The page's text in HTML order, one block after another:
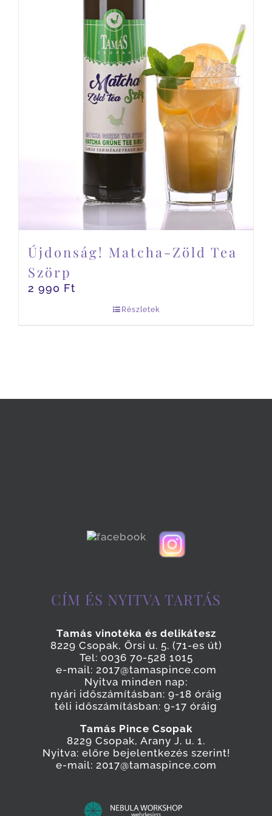
Újdonság! Matcha-Zöld Tea
Szörp
2 990 Ft
Részletek
CÍM ÉS NYITVA TARTÁS
Tamás vinotéka és delikátesz
8229 Csopak, Őrsi u. 5. (71-es út)
Tel: 0036 70-528 1015
e-mail: 2017@tamaspince.com
Nyitva minden nap:
nyári időszámításban: 9-18 óráig
téli időszámításban: 9-17 óráig
Tamás Pince Csopak
8229 Csopak, Arany J. u. 1.
Nyitva: előre bejelentkezés szerint!
e-mail: 2017@tamaspince.com